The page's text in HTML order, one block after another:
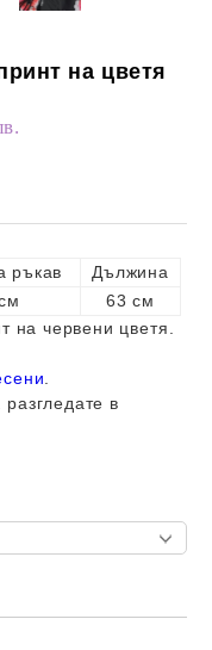
на цветя
ръкав
Дължина
63 см
на червени цветя.
в